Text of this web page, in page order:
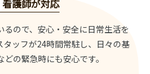
護師が対応
るので、安心・安全に日常生活を
ッフが24時間常駐し、日々の基
の緊急時にも安心です。